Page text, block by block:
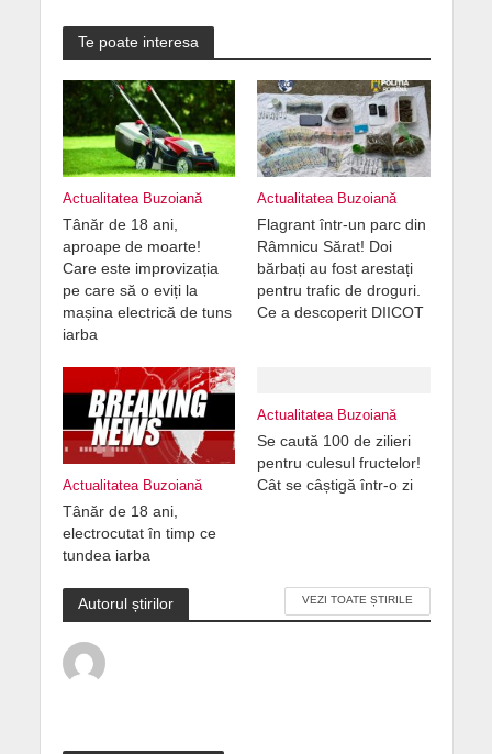
Te poate interesa
Actualitatea Buzoiană
Tânăr de 18 ani,
aproape de moarte!
Care este improvizația
pe care să o eviți la
mașina electrică de tuns
iarba
Actualitatea Buzoiană
Flagrant într-un parc din
Râmnicu Sărat! Doi
bărbați au fost arestați
pentru trafic de droguri.
Ce a descoperit DIICOT
Actualitatea Buzoiană
Tânăr de 18 ani,
electrocutat în timp ce
tundea iarba
Actualitatea Buzoiană
Se caută 100 de zilieri
pentru culesul fructelor!
Cât se câștigă într-o zi
Autorul știrilor VEZI TOATE ȘTIRILE